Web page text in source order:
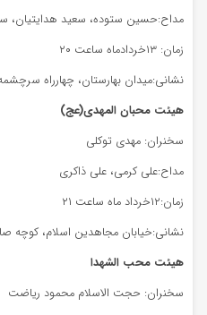
مداح:حسین ستوده، سعید هدایتیان،
زمان: ۱۳خردادماه ساعت ۲۰
نشانی:میدان بهارستان، چهارراه
هیئت محبان المهدی(عج)
سخنران: مهدی توکلی
مداح:علی کرمی، علی ذاکری
زمان:۱۲خرداد ماه ساعت ۲۱
نشانی:خیابان مجاهدین اسلام، کوچه
هیئت محب الشهدا
سخنران: حجت الاسلام محمود ریاضت